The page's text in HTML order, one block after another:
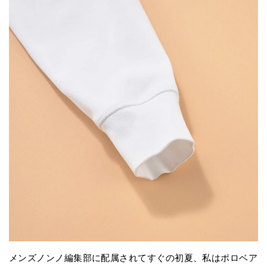
メンズノンノ編集部に配属されてすぐの初夏、私はポロベア